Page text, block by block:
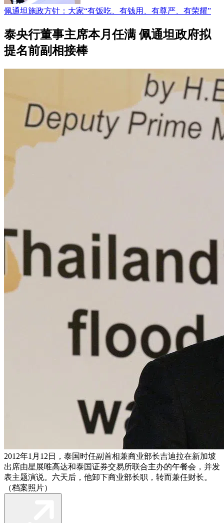
佩通坦施政方针：大家“有饭吃、有钱用、有尊严、有荣耀”
泰央行董事主席本月任满 佩通坦政府拟
提名前副相接棒
2012年1月12日，泰国时任副首相兼商业部长吉迪拉在新加坡
出席由星展唯高达和泰国证券交易所联合主办的午餐会，并发
表主题演说。六天后，他卸下商业部长职，转而兼任财长。
（档案照片）